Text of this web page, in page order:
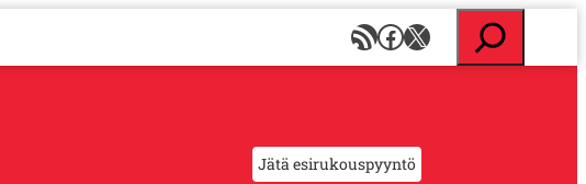
RSS-syöte Facebook X
s
Jätä esirukouspyyntö